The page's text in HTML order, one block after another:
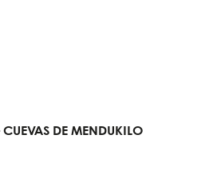
DE MENDUKILO